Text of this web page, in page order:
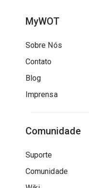
MyWOT
Sobre Nós
Contato
Blog
Imprensa
Comunidade
Suporte
Comunidade